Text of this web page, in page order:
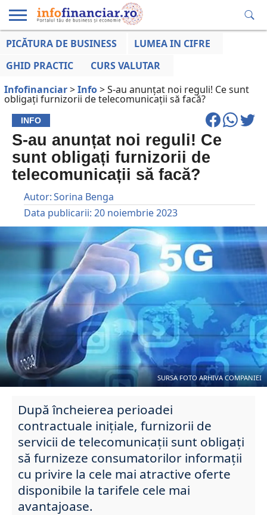
EDUCAȚIE
LA ZI
AFACERILOR
PICĂTURA DE BUSINESS
LUMEA IN CIFRE
GHID PRACTIC
CURS VALUTAR
Infofinanciar>Info>S-au anunțat noi reguli! Ce sunt
obligați furnizorii de telecomunicații să facă?
INFO
S-au anunțat noi reguli! Ce
sunt obligați furnizorii de
telecomunicații să facă?
Autor:Sorina Benga
Data publicarii: 20 noiembrie 2023
SURSA FOTO ARHIVA COMPANIEI
După încheierea perioadei
contractuale inițiale, furnizorii de
servicii de telecomunicații sunt obligați
să furnizeze consumatorilor informații
cu privire la cele mai atractive oferte
disponibile la tarifele cele mai
avantajoase.